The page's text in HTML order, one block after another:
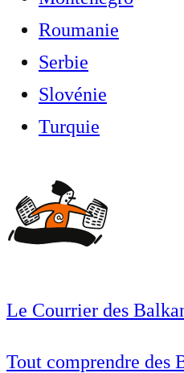
Roumanie
Serbie
Slovénie
Turquie
Le Courrier des
Tout comprendre des